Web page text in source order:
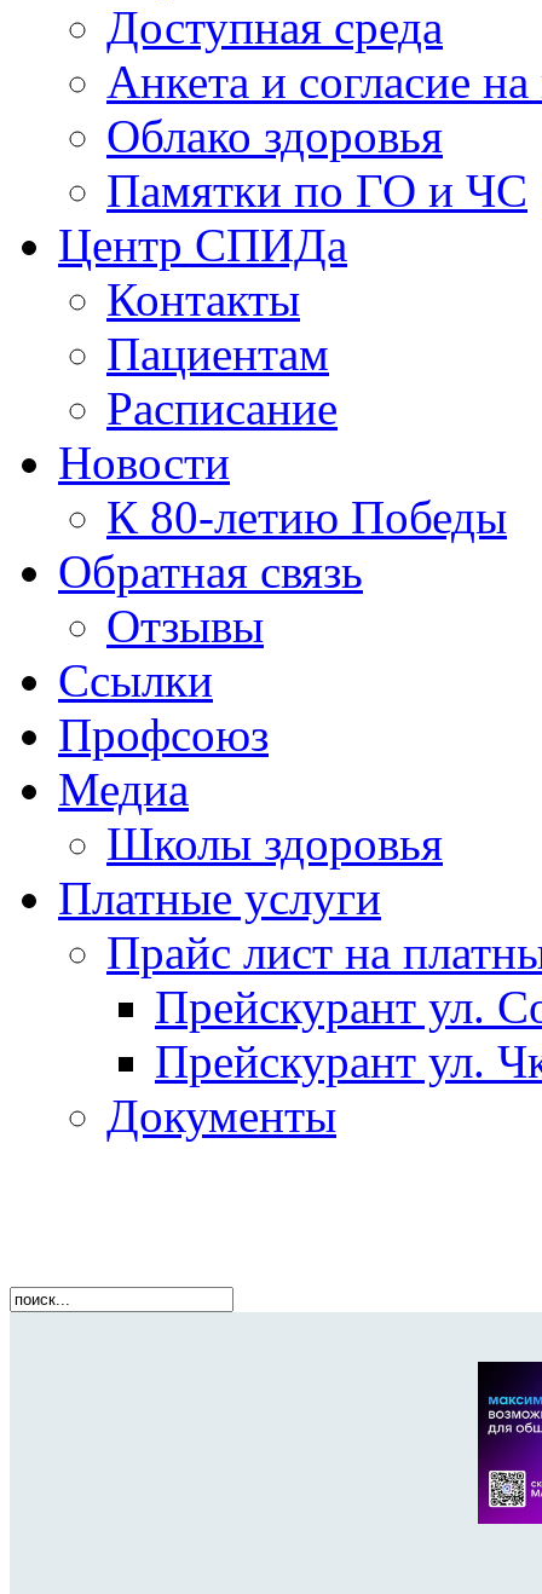
Доступная среда
Анкета и согласие
Облако здоровья
Памятки по ГО и ЧС
Центр СПИДа
Контакты
Пациентам
Расписание
Новости
К 80-летию Победы
Обратная связь
Отзывы
Ссылки
Профсоюз
Медиа
Школы здоровья
Платные услуги
Прайс лист на
Прейскурант ул.
Прейскурант ул.
Документы